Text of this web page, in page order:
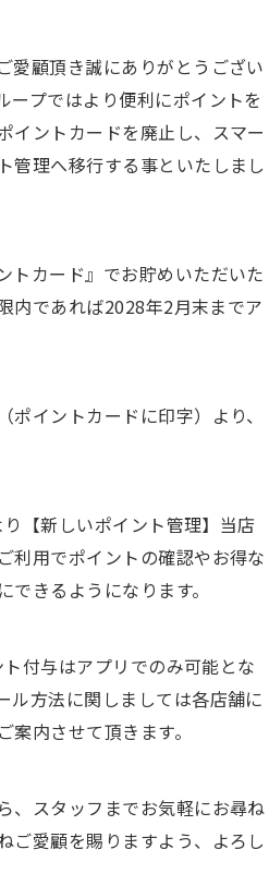
愛顧頂き誠にありがとうござい
ープではより便利にポイントを
イントカードを廃止し、スマー
管理へ移行する事といたしまし
トカード』でお貯めいただいた
内であれば2028年2月末までア
イントカードに印字）より、
【新しいポイント管理】当店
利用でポイントの確認やお得な
きるようになります。
付与はアプリでのみ可能とな
ル方法に関しましては各店舗に
内させて頂きます。
、スタッフまでお気軽にお尋ね
ご愛顧を賜りますよう、よろし